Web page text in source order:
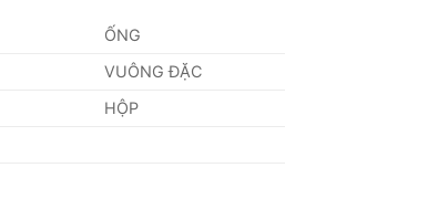
ỐNG
VUÔNG ĐẶC
HỘP